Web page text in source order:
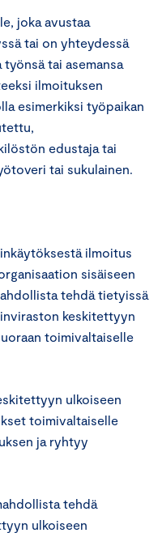
joka avustaa
tai on yhteydessä
tai asemansa
ilmoituksen
esimerkiksi työpaikan
edustaja tai
tai sukulainen.
ilmoitus
sisäiseen
tehdä tietyissä
keskitettyyn
toimivaltaiselle
ulkoiseen
toimivaltaiselle
ja ryhtyy
tehdä
ulkoiseen